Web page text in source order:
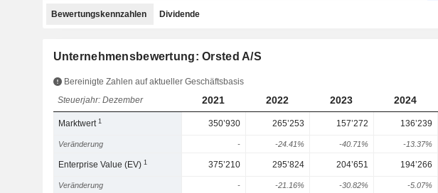
Bewertungskennzahlen Dividende
Unternehmensbewertung: Orsted A/S
Bereinigte Zahlen auf aktueller Geschäftsbasis
Steuerjahr: Dezember
2021 2022 2023 2024
Marktwert1 350’930 265’253 157’272 136’239
Veränderung - -24.41% -40.71% -13.37%
Enterprise Value (EV)1 375’210 295’824 204’651 194’266
Veränderung - -21.16% -30.82% -5.07%